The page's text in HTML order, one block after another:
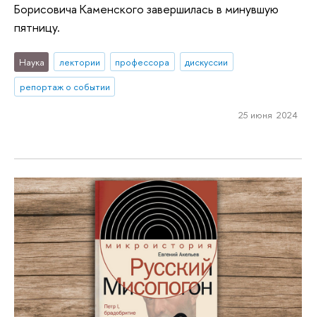
Борисовича Каменского завершилась в минувшую
пятницу.
Наука лектории профессора
дискуссии
репортаж о событии
25 июня 2024